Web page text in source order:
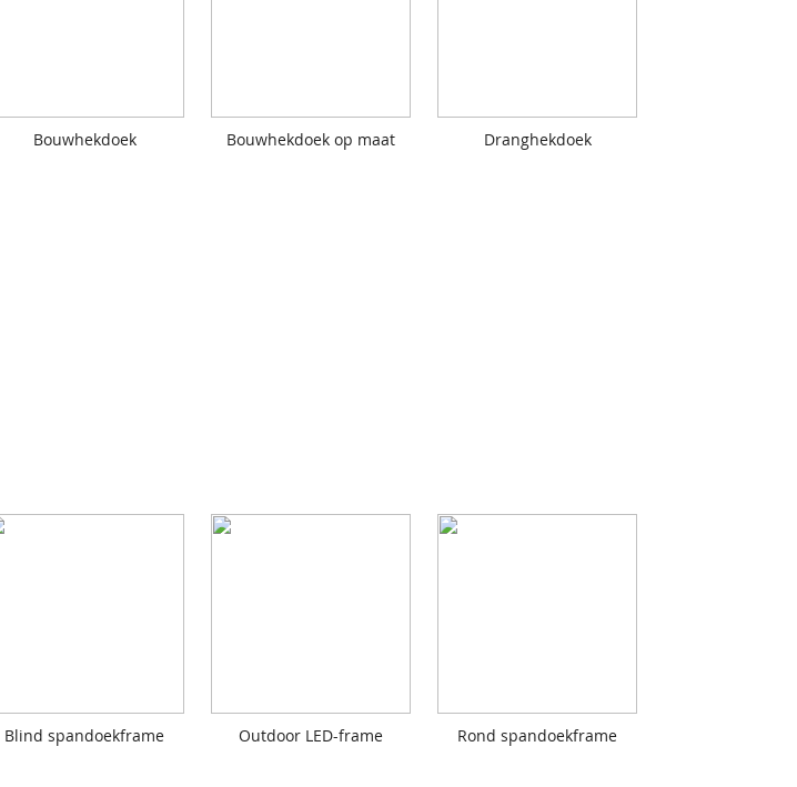
Bouwhekdoek Bouwhekdoek op maat Dranghekdoek
Blind spandoekframe Outdoor LED-frame Rond spandoekframe